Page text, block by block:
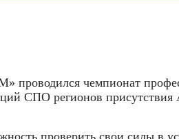
чемпионат
СПО регионов